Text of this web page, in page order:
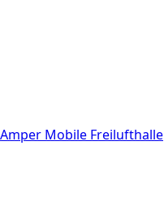
Amper Mobile Freilufthalle